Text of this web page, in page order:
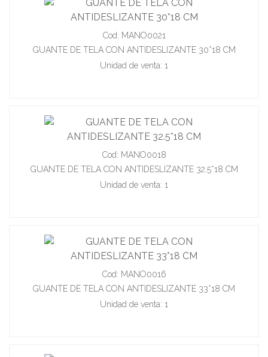
Cod: MANO0021
GUANTE DE TELA CON ANTIDESLIZANTE 30*18 CM
Unidad de venta: 1
Cod: MANO0018
GUANTE DE TELA CON ANTIDESLIZANTE 32.5*18 CM
Unidad de venta: 1
Cod: MANO0016
GUANTE DE TELA CON ANTIDESLIZANTE 33*18 CM
Unidad de venta: 1